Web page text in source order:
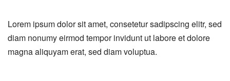
Lorem ipsum dolor sit amet, consetetur sadipscing elitr, sed
diam nonumy eirmod tempor invidunt ut labore et dolore
magna aliquyam erat, sed diam voluptua.